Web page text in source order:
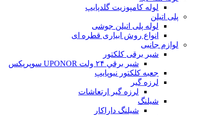
لوله کامپوزیت گلدپایپ
پلی اتیلن
لوله پلی اتیلن جوشی
انواع روش ابیاری قطره ای
لوازم جانبی
شیر برقی کلکتور
شير برقي ۲۴ ولت UPONOR سوپرپکس
جعبه کلکتور نیوپایپ
لرزه گیر
لرزه گیر ارتعاشات
شیلنگ
شیلنگ داراکار